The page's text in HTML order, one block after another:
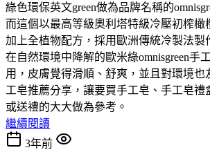
綠色環保英文green做為品牌名稱的
而這個以最高等級奧利塔特級冷壓初榨橄
加上全植物配方，採用歐洲傳統冷製法製
在自然環境中降解的歐米綠omnisgreen手
用，皮膚覺得滑順、舒爽，並且對環境也
工皂推薦分享，讓要買手工皂、手工皂禮
或送禮的大大做為參考。
繼續閱讀
3年前